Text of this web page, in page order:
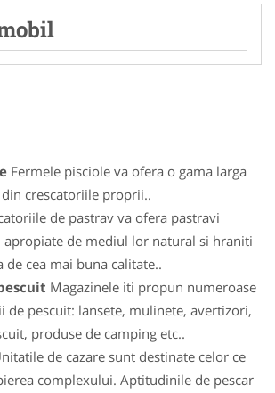
Fermele pisciole va ofera o gama larga
crescatoriile proprii..
de pastrav va ofera pastravi
de mediul lor natural si hraniti
de cea mai buna calitate..
Magazinele iti propun numeroase
de pescuit: lansete, mulinete, avertizori,
produse de camping etc..
de cazare sunt destinate celor ce
complexului. Aptitudinile de pescar